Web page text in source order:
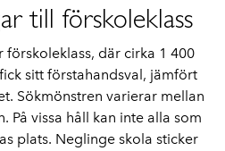
till förskoleklass
förskoleklass, där cirka 1 400
sitt förstahandsval, jämfört
Sökmönstren varierar mellan
På vissa håll kan inte alla som
plats. Neglinge skola sticker